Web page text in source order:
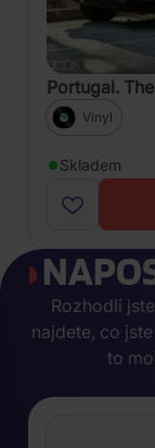
Portugal.
Vinyl
Skladem
Rozhodli
najdete, co
to